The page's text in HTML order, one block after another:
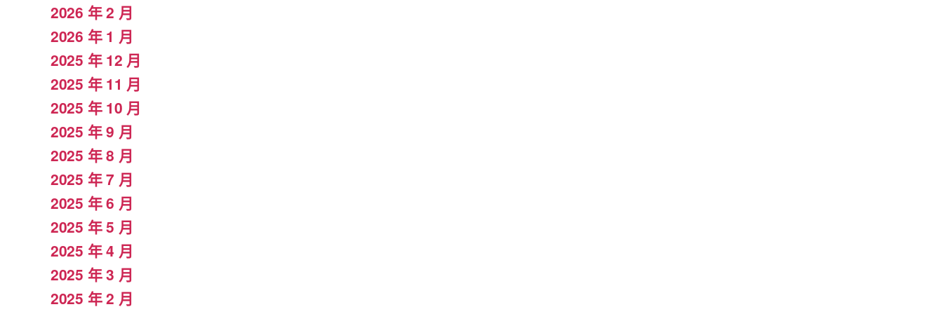
2026 年 2 月
2026 年 1 月
2025 年 12 月
2025 年 11 月
2025 年 10 月
2025 年 9 月
2025 年 8 月
2025 年 7 月
2025 年 6 月
2025 年 5 月
2025 年 4 月
2025 年 3 月
2025 年 2 月